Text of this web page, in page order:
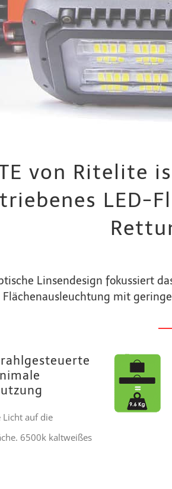
von
LED-
Linsendesign fokussiert
mit
Licht auf die
6500k kaltweißes